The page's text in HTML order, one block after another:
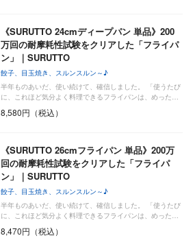
《SURUTTO 24cmディープパン 単品》200
万回の耐摩耗性試験をクリアした「フライパ
ン」｜SURUTTO
餃子、目玉焼き、スルンスルン～♪
半年ものあいだ、使い続けて、確信しました。 「使うたび
に、これほど気分よく料理できるフライパンは、めった…
8,580円（税込）
《SURUTTO 26cmフライパン 単品》200万
回の耐摩耗性試験をクリアした「フライパ
ン」｜SURUTTO
餃子、目玉焼き、スルンスルン～♪
半年ものあいだ、使い続けて、確信しました。 「使うたび
に、これほど気分よく料理できるフライパンは、めった…
8,470円（税込）